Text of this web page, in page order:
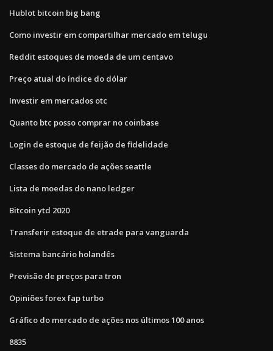
Hublot bitcoin big bang
Como investir em compartilhar mercado em telugu
Reddit estoques de moeda de um centavo
Preço atual do índice do dólar
Investir em mercados otc
Quanto btc posso comprar no coinbase
Login de estoque de feijão de fidelidade
Classes do mercado de ações seattle
Lista de moedas do nano ledger
Bitcoin ytd 2020
Transferir estoque de etrade para vanguarda
Sistema bancário holandês
Previsão de preços para tron
Opiniões forex fap turbo
Gráfico do mercado de ações nos últimos 100 anos
8835